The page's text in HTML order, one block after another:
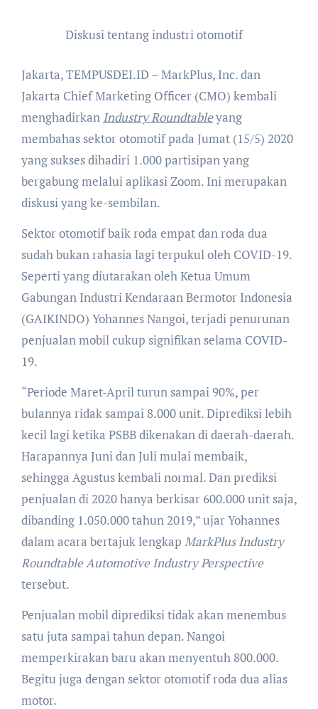
Diskusi tentang industri otomotif
Jakarta, TEMPUSDEI.ID – MarkPlus, Inc. dan
Jakarta Chief Marketing Officer (CMO) kembali
menghadirkan Industry Roundtableyang
membahas sektor otomotif pada Jumat (15/5) 2020
yang sukses dihadiri 1.000 partisipan yang
bergabung melalui aplikasi Zoom. Ini merupakan
diskusi yang ke-sembilan.
Sektor otomotif baik roda empat dan roda dua
sudah bukan rahasia lagi terpukul oleh COVID-19.
Seperti yang diutarakan oleh Ketua Umum
Gabungan Industri Kendaraan Bermotor Indonesia
(GAIKINDO) Yohannes Nangoi, terjadi penurunan
penjualan mobil cukup signifikan selama COVID-
19.
“Periode Maret-April turun sampai 90%, per
bulannya ridak sampai 8.000 unit. Diprediksi lebih
kecil lagi ketika PSBB dikenakan di daerah-daerah.
Harapannya Juni dan Juli mulai membaik,
sehingga Agustus kembali normal. Dan prediksi
penjualan di 2020 hanya berkisar 600.000 unit saja,
dibanding 1.050.000 tahun 2019,” ujar Yohannes
dalam acara bertajuk lengkap MarkPlus Industry
Roundtable Automotive Industry Perspective
tersebut.
Penjualan mobil diprediksi tidak akan menembus
satu juta sampai tahun depan. Nangoi
memperkirakan baru akan menyentuh 800.000.
Begitu juga dengan sektor otomotif roda dua alias
motor.